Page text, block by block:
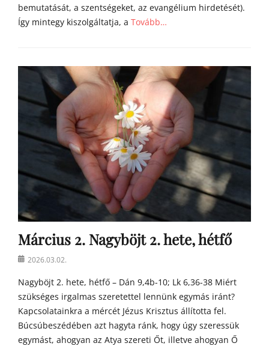
bemutatását, a szentségeket, az evangélium hirdetését).
Így mintegy kiszolgáltatja, a Tovább…
s
n
y
o
m
í
i
i
Március 2. Nagyböjt 2. hete, hétfő
Posted2026.03.02.
Nagyböjt 2. hete, hétfő – Dán 9,4b-10; Lk 6,36-38 Miért
szükséges irgalmas szeretettel lennünk egymás iránt?
Kapcsolatainkra a mércét Jézus Krisztus állította fel.
Búcsúbeszédében azt hagyta ránk, hogy úgy szeressük
egymást, ahogyan az Atya szereti Őt, illetve ahogyan Ő